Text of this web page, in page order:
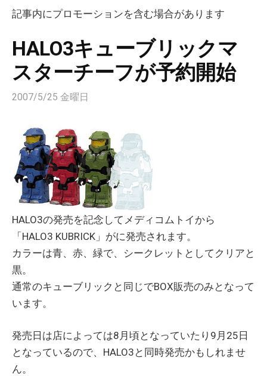
記事内にプロモーションを含む場合があります
HALO3キューブリックマ
スターチーフが予約開始
2007/5/25 金曜日
HALO3の発売を記念してメディコムトイから
「HALO3 KUBRICK」がに発売されます。
カラーは青、赤、緑で、シークレットとしてクリアと
黒。
通常のキューブリックと同じでBOX販売のみとなって
います。
発売日は店によっては8月頃となっていたり9月25日
となっているので、HALO3と同時発売かもしれませ
ん。